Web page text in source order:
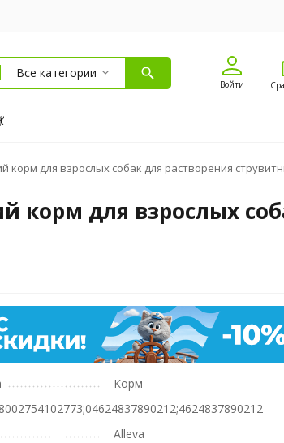
Все категории
Войти
корм для взрослых собак для растворения
корм для взрослых
Корм
8002754102773;04624837890212;4624837890212
Alleva